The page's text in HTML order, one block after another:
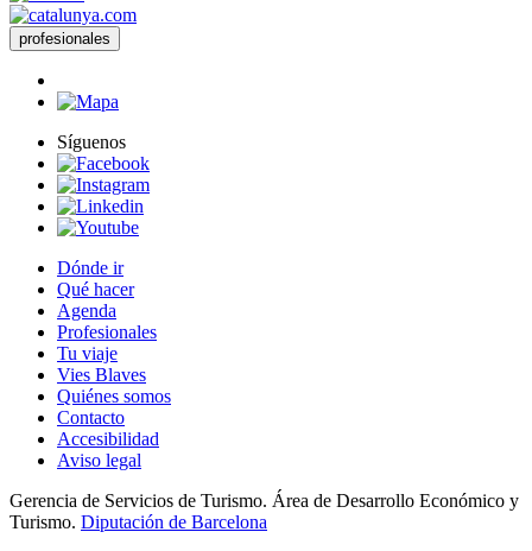
profesionales
Síguenos
Dónde ir
Qué hacer
Agenda
Profesionales
Tu viaje
Vies Blaves
Quiénes somos
Contacto
Accesibilidad
Aviso legal
Gerencia de Servicios de Turismo. Área de Desarrollo Económico y
Turismo. Diputación de Barcelona